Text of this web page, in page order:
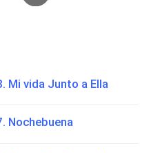
Mi vida Junto a Ella
Nochebuena